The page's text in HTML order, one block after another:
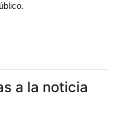
a la noticia